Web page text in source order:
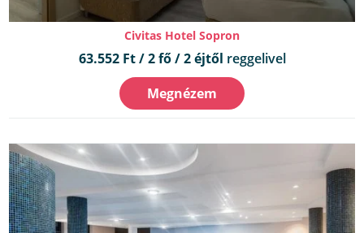
Civitas Hotel Sopron
63.552 Ft / 2 fő / 2 éjtől reggelivel
Megnézem